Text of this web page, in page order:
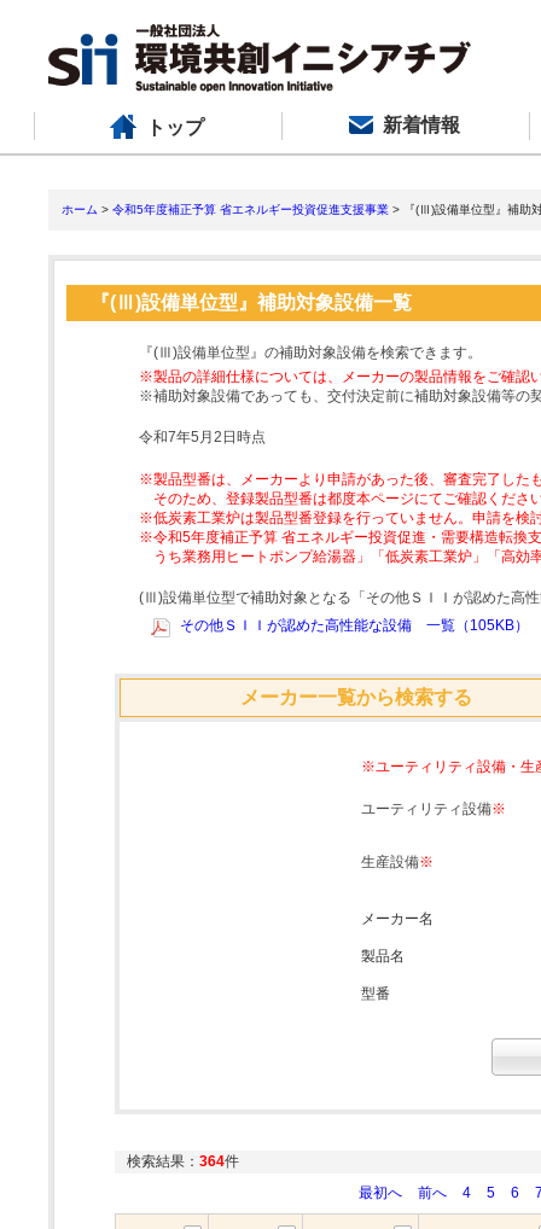
トップ 新着情報
ホーム > 令和5年度補正予算 省エネルギー投資促進支援事業 > 『(Ⅲ)設備単位型』補助
『(Ⅲ)設備単位型』補助対象設備一覧
『(Ⅲ)設備単位型』の補助対象設備を検索できます。
※製品の詳細仕様については、メーカーの製品情報をご確認
※補助対象設備であっても、交付決定前に補助対象設備等の
令和7年5月2日時点
※製品型番は、メーカーより申請があった後、審査完了した
そのため、登録製品型番は都度本ページにてご確認くださ
※低炭素工業炉は製品型番登録を行っていません。申請を検
※令和5年度補正予算 省エネルギー投資促進・需要構造転換
うち業務用ヒートポンプ給湯器」「低炭素工業炉」「高
(Ⅲ)設備単位型で補助対象となる「その他ＳＩＩが認めた高
その他ＳＩＩが認めた高性能な設備 一覧（105KB）
メーカー一覧から検索する
※ユーティリティ設備・生
ユーティリティ設備※
生産設備※
メーカー名
製品名
型番
検索結果： 364件
最初へ
前へ 4 5 6